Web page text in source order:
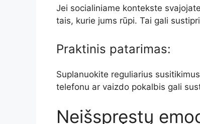
Jei socialiniame kontekste
tais, kurie jums rūpi. Tai gali
Praktinis patarimas:
Suplanuokite reguliarius
telefonu ar vaizdo pokalbis gali
Neišspręstų